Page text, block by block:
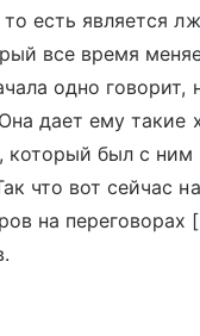
то есть является
все время
одно говорит,
дает ему такие
который был с ним
что вот сейчас
на